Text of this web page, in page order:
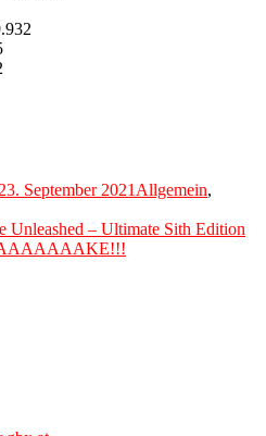
23. September 2021 Allgemein,
Unleashed – Ultimate Sith Edition